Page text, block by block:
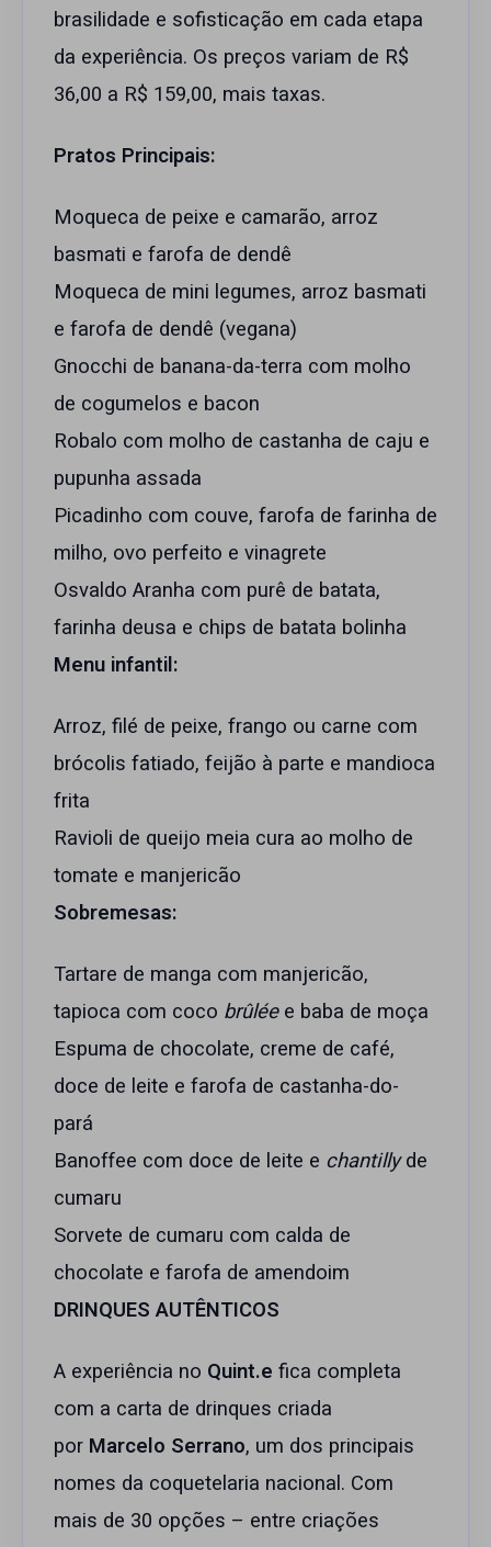
brasilidade e sofisticação em cada etapa
da experiência. Os preços variam de R$
36,00 a R$ 159,00, mais taxas.
Pratos Principais:
Moqueca de peixe e camarão, arroz
basmati e farofa de dendê
Moqueca de mini legumes, arroz basmati
e farofa de dendê (vegana)
Gnocchi de banana-da-terra com molho
de cogumelos e bacon
Robalo com molho de castanha de caju e
pupunha assada
Picadinho com couve, farofa de farinha de
milho, ovo perfeito e vinagrete
Osvaldo Aranha com purê de batata,
farinha deusa e chips de batata bolinha
Menu infantil:
Arroz, filé de peixe, frango ou carne com
brócolis fatiado, feijão à parte e mandioca
frita
Ravioli de queijo meia cura ao molho de
tomate e manjericão
Sobremesas:
Tartare de manga com manjericão,
tapioca com coco brûléee baba de moça
Espuma de chocolate, creme de café,
doce de leite e farofa de castanha-do-
pará
Banoffee com doce de leite e chantillyde
cumaru
Sorvete de cumaru com calda de
chocolate e farofa de amendoim
DRINQUES AUTÊNTICOS
A experiência no Quint.e fica completa
com a carta de drinques criada
por Marcelo Serrano, um dos principais
nomes da coquetelaria nacional. Com
mais de 30 opções – entre criações